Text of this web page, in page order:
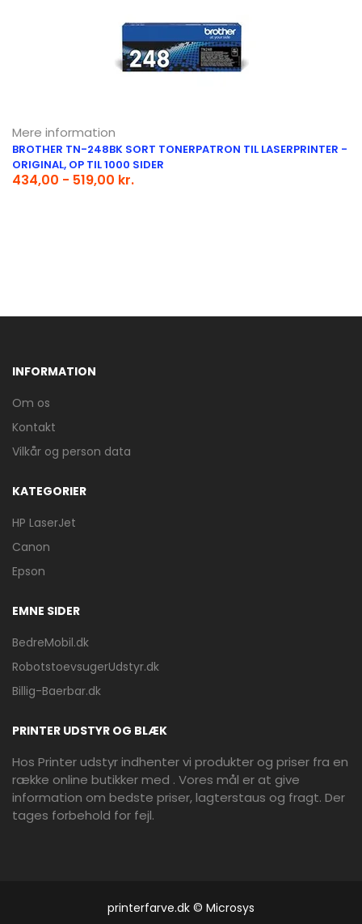
Mere information
BROTHER TN-248BK SORT TONERPATRON TIL LASERPRINTER -
ORIGINAL, OP TIL 1000 SIDER
434,00 - 519,00 kr.
INFORMATION
Om os
Kontakt
Vilkår og person data
KATEGORIER
HP LaserJet
Canon
Epson
EMNE SIDER
BedreMobil.dk
RobotstoevsugerUdstyr.dk
Billig-Baerbar.dk
PRINTER UDSTYR OG BLÆK
Hos Printer udstyr indhenter vi produkter og priser fra en
række online butikker med . Vores mål er at give
information om bedste priser, lagterstaus og fragt. Der
tages forbehold for fejl.
printerfarve.dk © Microsys